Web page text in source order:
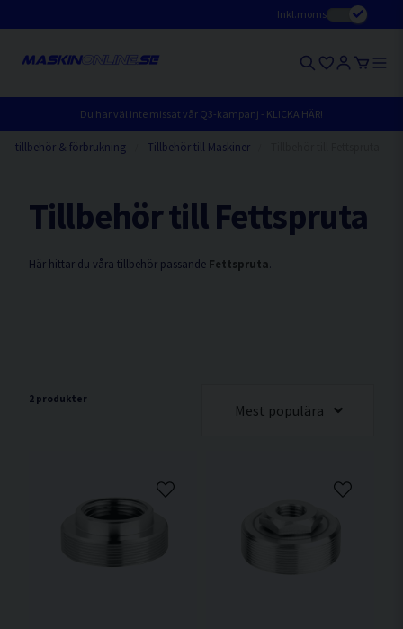
Inkl.moms
Du har väl inte missat vår Q3-kampanj - KLICKA HÄR!
& förbrukning Tillbehör till Maskiner
Tillbehör till Fettspruta
Här hittar du våra tillbehör passande Fettspruta
2 produkter
Mest populära